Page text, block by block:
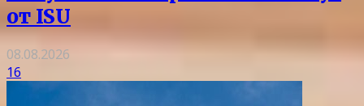
от ISU
08.08.2026
16